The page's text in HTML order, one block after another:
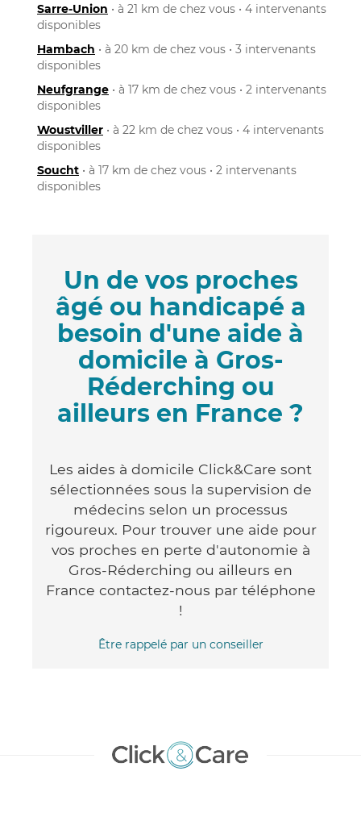
Sarre-Union • à 21 km de chez vous • 4 intervenants
disponibles
Hambach • à 20 km de chez vous • 3 intervenants
disponibles
Neufgrange • à 17 km de chez vous • 2 intervenants
disponibles
Woustviller • à 22 km de chez vous • 4 intervenants
disponibles
Soucht • à 17 km de chez vous • 2 intervenants
disponibles
Un de vos proches
âgé ou handicapé a
besoin d'une aide à
domicile à Gros-
Réderching ou
ailleurs en France ?
Les aides à domicile Click&Care sont
sélectionnées sous la supervision de
médecins selon un processus
rigoureux. Pour trouver une aide pour
vos proches en perte d'autonomie à
Gros-Réderching ou ailleurs en
France contactez-nous par téléphone
!
Être rappelé par un conseiller